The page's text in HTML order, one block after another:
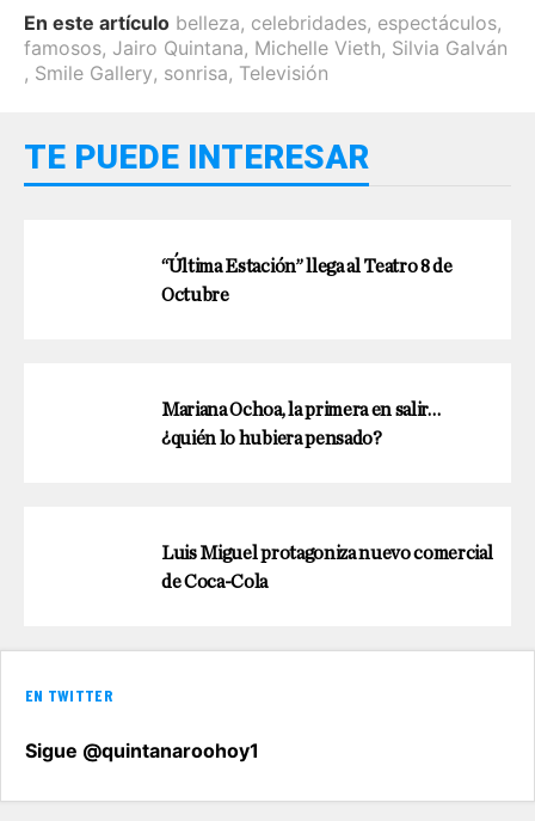
En este artículo belleza, celebridades, espectáculos,
famosos, Jairo Quintana, Michelle Vieth, Silvia Galván
, Smile Gallery, sonrisa, Televisión
TE PUEDE INTERESAR
“Última Estación” llega al Teatro 8 de
Octubre
Mariana Ochoa, la primera en salir…
¿quién lo hubiera pensado?
Luis Miguel protagoniza nuevo comercial
de Coca-Cola
EN TWITTER
Sigue @quintanaroohoy1